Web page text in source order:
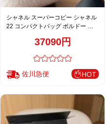
シャネル スーパーコピー シャネル
22 コンパクトバッグ ボルドー キ
37090円
佐川急便 HOT